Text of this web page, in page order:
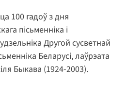
100 гадоў з дня
пісьменніка і
Другой сусветнай
Беларусі, лаўрэата
Быкава (1924-2003).